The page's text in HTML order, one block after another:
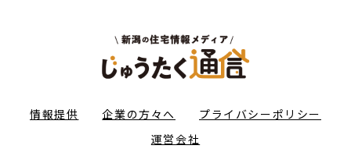
情報提供 企業の方々へ
プライバシーポリシー
運営会社